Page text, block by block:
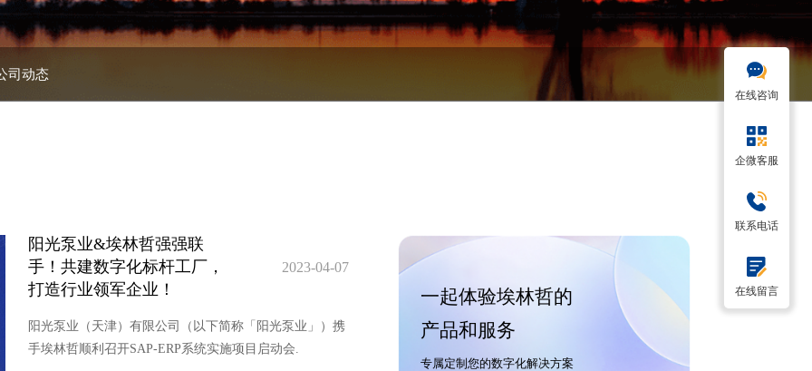
司动态
阳光泵业&埃林哲强强联
手！共建数字化标杆工厂，
打造行业领军企业！
2023-04-07
阳光泵业（天津）有限公司（以下简称「阳光泵业」）携
手埃林哲顺利召开SAP-ERP系统实施项目启动会.
一起体验埃林哲的
产品和服务
专属定制您的数字化解决方案
在线咨询
企微客服
联系电话
在线留言